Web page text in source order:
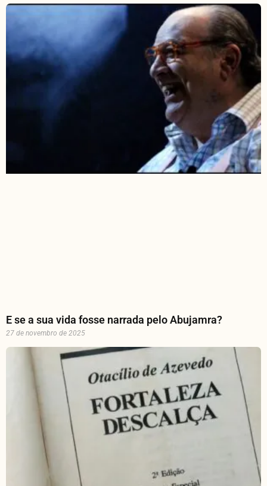
E se a sua vida fosse narrada pelo Abujamra?
27 de novembro de 2025